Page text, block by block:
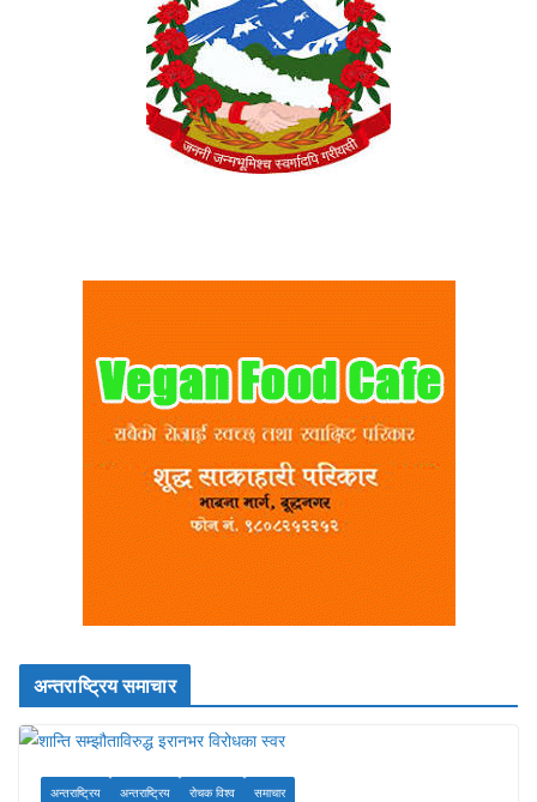
अन्तराष्ट्रिय समाचार
अन्तराष्ट्रिय अन्तराष्ट्रिय रोचक विश्व समाचार